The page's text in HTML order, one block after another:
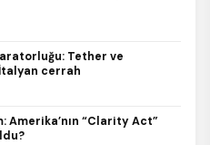
Tether ve
cerrah
Amerika’nın “Clarity Act”